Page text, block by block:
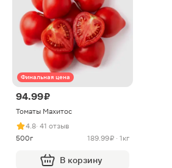
Финальная цена
94.99 ₽
Томаты Махитос
4.8· 41 отзыв
500г
189.99 ₽ · 1кг
В корзину